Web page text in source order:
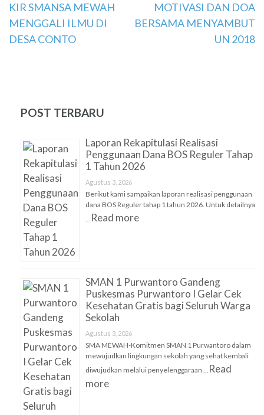
Navigasi
pos
KIR SMANSA MEWAH
MENGGALI ILMU DI
DESA CONTO
MOTIVASI DAN DOA
BERSAMA MENYAMBUT
UN 2018
POST TERBARU
Laporan Rekapitulasi Realisasi
Penggunaan Dana BOS Reguler Tahap
1 Tahun 2026
Agustus 3, 2026
Berikut kami sampaikan laporan realisasi penggunaan
dana BOS Reguler tahap 1 tahun 2026. Untuk detailnya
… Read more
SMAN 1 Purwantoro Gandeng
Puskesmas Purwantoro I Gelar Cek
Kesehatan Gratis bagi Seluruh Warga
Sekolah
Agustus 3, 2026
SMA MEWAH-Komitmen SMAN 1 Purwantoro dalam
mewujudkan lingkungan sekolah yang sehat kembali
diwujudkan melalui penyelenggaraan … Read
more